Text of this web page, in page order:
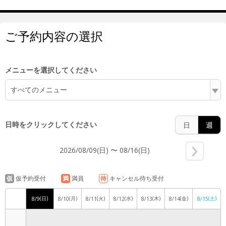
ご予約内容の選択
メニューを選択してください
すべてのメニュー
日時をクリックしてください 日 週
2026/08/09(日) 〜 08/16(日)
仮 仮予約受付 満 満員 待 キャンセル待ち受付
8/9(日) 8/10(月) 8/11(火) 8/12(水) 8/13(木) 8/14(金) 8/15(土)
6:00